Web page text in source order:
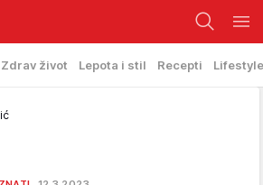
Zdrav život Lepota i stil Recepti Lifestyle